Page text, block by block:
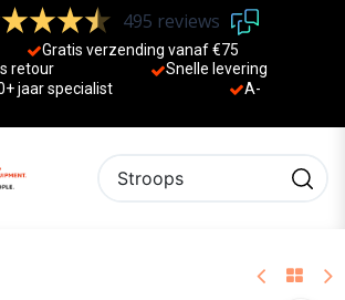
495 reviews
Gratis verzending vanaf €75
retour
Sne lle levering
jaar specialist
A-